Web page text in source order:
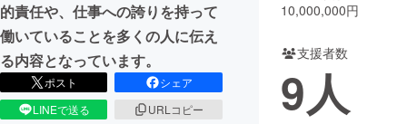
CAMPFIREふるさと納税machi-ya コミュニティ
的責任や、仕事への誇りを持って
働いていることを多くの人に伝え
る内容となっています。
ポスト
シェア
LINEで送る
URLコピー
10,000,000円
支援者数
9人